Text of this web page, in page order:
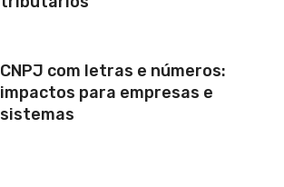
CNPJ com letras e números:
impactos para empresas e
sistemas